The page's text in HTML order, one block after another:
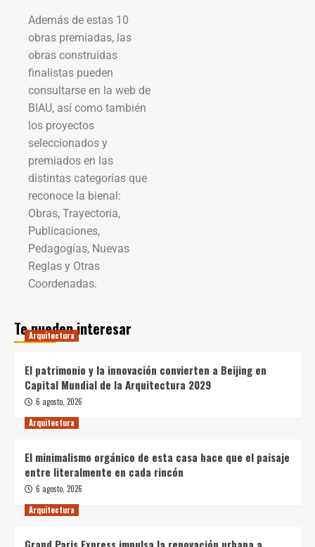
Además de estas 10
obras premiadas, las
obras construidas
finalistas pueden
consultarse en la web de
BIAU, así como también
los proyectos
seleccionados y
premiados en las
distintas categorías que
reconoce la bienal:
Obras, Trayectoria,
Publicaciones,
Pedagogías, Nuevas
Reglas y Otras
Coordenadas.
Te pueden interesar
Arquitectura
El patrimonio y la innovación convierten a Beijing en
Capital Mundial de la Arquitectura 2029
6 agosto, 2026
Arquitectura
El minimalismo orgánico de esta casa hace que el paisaje
entre literalmente en cada rincón
6 agosto, 2026
Arquitectura